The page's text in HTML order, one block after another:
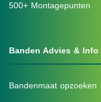
500+ Montagepunten
Banden Advies & Info
Bandenmaat opzoeken